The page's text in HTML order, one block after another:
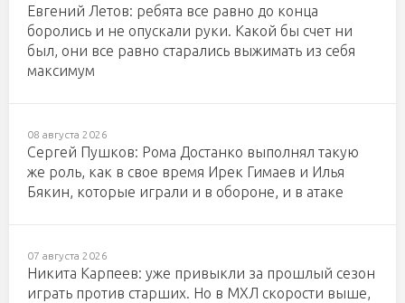
Евгений Летов: ребята все равно до конца
боролись и не опускали руки. Какой бы счет ни
был, они все равно старались выжимать из себя
максимум
08 августа 2026
Сергей Пушков: Рома Достанко выполнял такую
же роль, как в свое время Ирек Гимаев и Илья
Бякин, которые играли и в обороне, и в атаке
07 августа 2026
Никита Карпеев: уже привыкли за прошлый сезон
играть против старших. Но в МХЛ скорости выше,